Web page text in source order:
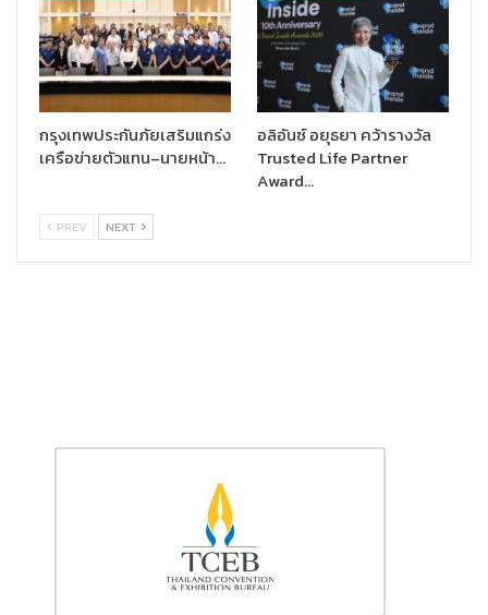
โดยน้องๆ ศิลปินทั้ง 3 คน ได้ร่วมกันรังสรรค์พรสวรรค์และจินตนาการ
We Bring Yours Happiness To
จนเกิดลายผลงานศิลปะคอลเลคชั่นพิเศษ ซึ่งได้รับแรง
บันดาลใจมาจากตุ๊กตาหมีตัวโปรดที่วางไว้หัวเตียง และดอกไม้ที่ทำให้
พัฒนาคุณภาพชีวิตให้กับเด็กออทิสติก และสานต่อความฝันของ
น้องๆบุคคลพิเศษอย่างเท่าเทียมและยั่งยืนร่วมกัน
กรุงเทพประกันภัยเสริมแกร่ง
เครือข่ายตัวแทน–นายหน้า…
อลิอันซ์ อยุธยา คว้ารางวัล
Trusted Life Partner
Award…
PREV NEXT